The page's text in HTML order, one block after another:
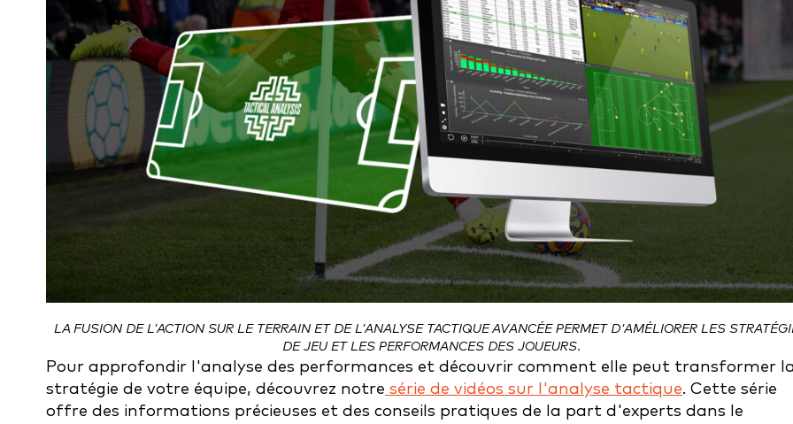
LA FUSION DE L'ACTION SUR LE TERRAIN ET DE L'ANALYSE TACTIQUE AVANCÉE PERMET D'AMÉLIORER LES
DE JEU ET LES PERFORMANCES DES JOUEURS.
Pour approfondir l'analyse des performances et découvrir comment elle peut transformer
stratégie de votre équipe, découvrez notre série de vidéos sur l'analyse tactique. Cette série
offre des informations précieuses et des conseils pratiques de la part d'experts dans le